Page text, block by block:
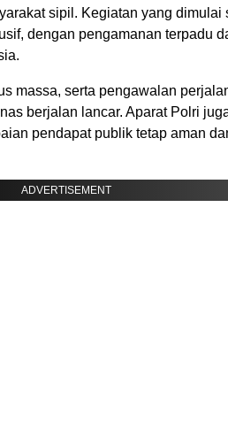
sipil. Kegiatan yang dimulai
dengan pengamanan terpadu
massa, serta pengawalan
berjalan lancar. Aparat Polri
pendapat publik tetap aman
ADVERTISEMENT